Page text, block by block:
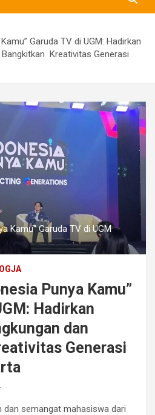
Garuda TV di UGM: Hadirkan
Kreativitas Generasi
Kamu" Garuda TV di UGM
Punya Kamu”
Hadirkan
dan
Generasi
dan semangat mahasiswa dari